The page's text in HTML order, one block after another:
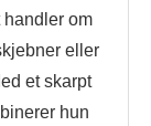
handler om
eller
et skarpt
hun